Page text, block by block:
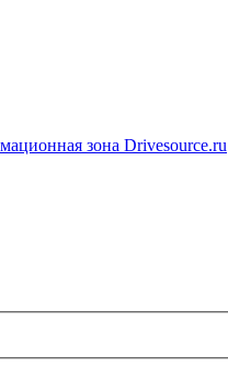
зона Drivesource.ru